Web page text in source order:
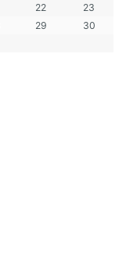
22
23
29
30